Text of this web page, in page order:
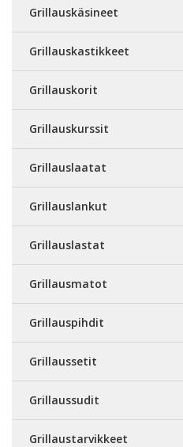
Grillauskäsineet
Grillauskastikkeet
Grillauskorit
Grillauskurssit
Grillauslaatat
Grillauslankut
Grillauslastat
Grillausmatot
Grillauspihdit
Grillaussetit
Grillaussudit
Grillaustarvikkeet